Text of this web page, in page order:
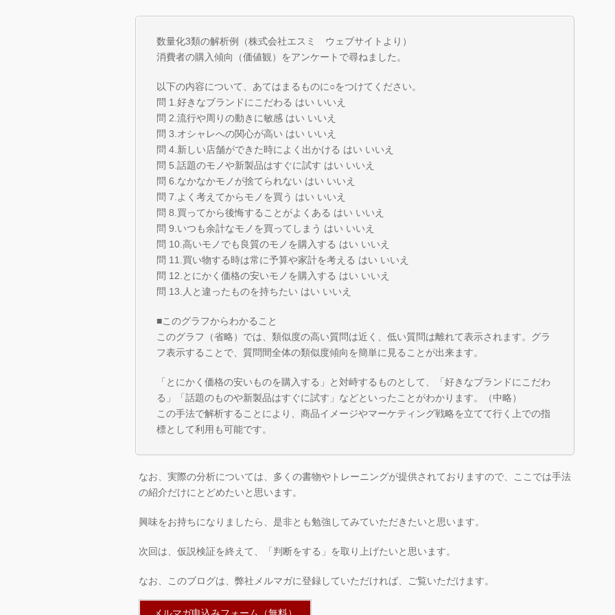
数量化3類の解析例（株式会社エスミ ウェブサイトより）
消費者の購入傾向（価値観）をアンケートで尋ねました。
以下の内容について、あてはまるものに○をつけてください。
問 1.好きなブランドにこだわる はい いいえ
問 2.流行や周りの動きに敏感 はい いいえ
問 3.オシャレへの関心が高い はい いいえ
問 4.新しい店舗ができた時によく出かける はい いいえ
問 5.話題のモノや新製品はすぐに試す はい いいえ
問 6.なかなかモノが捨てられない はい いいえ
問 7.よく考えてからモノを買う はい いいえ
問 8.買ってから後悔することがよくある はい いいえ
問 9.いつも余計なモノを買ってしまう はい いいえ
問 10.高いモノでも良質のモノを購入する はい いいえ
問 11.買い物する時は常に予算や家計を考える はい いいえ
問 12.とにかく価格の安いモノを購入する はい いいえ
問 13.人と違ったものを持ちたい はい いいえ
■このグラフからわかること
このグラフ（省略）では、類似度の高い質問は近く、低い質問は離れて表示されます。グラ
フ表示することで、質問間全体の類似度傾向を簡単に見ることが出来ます。
「とにかく価格の安いものを購入する」と対峙するものとして、「好きなブランドにこだわ
る」「話題のものや新製品はすぐに試す」などといったことがわかります。（中略）
この手法で解析することにより、商品イメージやマーケティング戦略を立てて行く上での指
標として利用も可能です。
なお、実際の分析については、多くの書物やトレーニングが提供されておりますので、ここでは手法
の紹介だけにとどめたいと思います。
興味をお持ちになりましたら、是非とも勉強してみていただきたいと思います。
次回は、仮説検証を終えて、「判断をする」を取り上げたいと思います。
なお、このブログは、弊社メルマガに登録していただければ、ご覧いただけます。